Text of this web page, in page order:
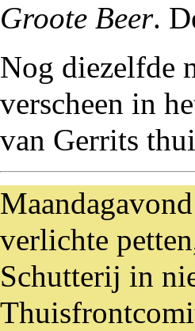
Groote Beer.
Nog diezelfde
verscheen in
van Gerrits
verlichte
Schutterij in